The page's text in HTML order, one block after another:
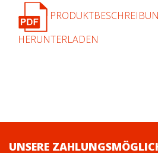
HERUNTERLADEN
UNSERE